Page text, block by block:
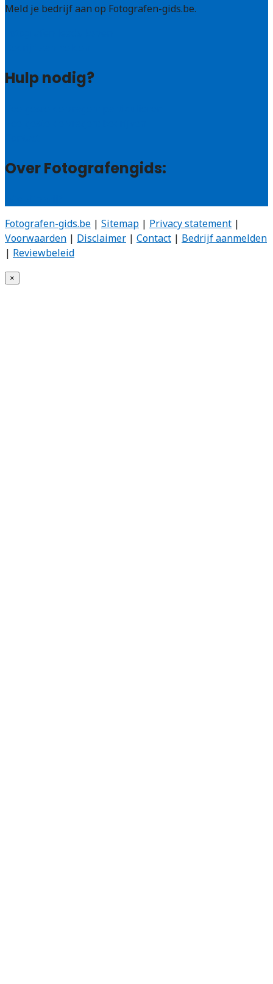
Meld je bedrijf aan op Fotografen-gids.be.
Hulp nodig?
Over Fotografengids:
Fotografen-gids.be | Sitemap | Privacy statement |
Voorwaarden | Disclaimer | Contact | Bedrijf aanmelden
| Reviewbeleid
×